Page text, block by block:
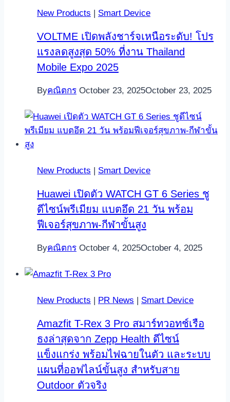
New Products Smart Device
VOLTME เปิดพลังชาร์จเหนือระดับ! โปร
แรงลดสูงสุด 50% ที่งาน Thailand
Mobile Expo 2025
Byคณิตกร October 23, 2025October 23, 2025
New Products Smart Device
Huawei เปิดตัว WATCH GT 6 Series ชู
ดีไซน์พรีเมียม แบตอึด 21 วัน พร้อม
ฟีเจอร์สุขภาพ-กีฬาขั้นสูง
Byคณิตกร October 4, 2025October 4, 2025
New Products | PR News | Smart Device
Amazfit T-Rex 3 Pro สมาร์ทวอทช์เรือ
ธงล่าสุดจาก Zepp Health ดีไซน์
แข็งแกร่ง พร้อมไฟฉายในตัว และระบบ
แผนที่ออฟไลน์ขั้นสูง สำหรับสาย
Outdoor ตัวจริง